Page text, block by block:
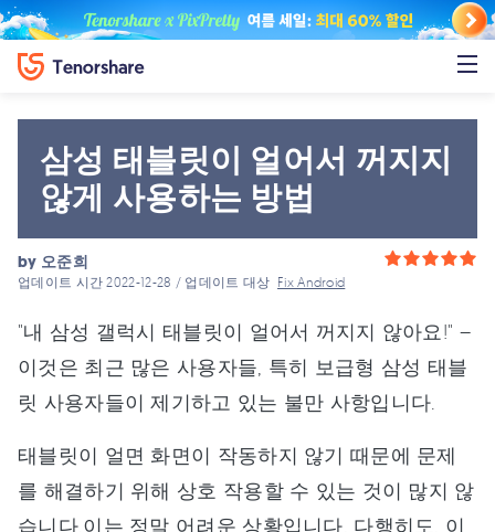
삼성 태블릿이 얼어서 꺼지지
않게 사용하는 방법
by 오준희
업데이트 시간 2022-12-28 / 업데이트 대상 Fix Android
"내 삼성 갤럭시 태블릿이 얼어서 꺼지지 않아요!" –
이것은 최근 많은 사용자들, 특히 보급형 삼성 태블
릿 사용자들이 제기하고 있는 불만 사항입니다.
태블릿이 얼면 화면이 작동하지 않기 때문에 문제
를 해결하기 위해 상호 작용할 수 있는 것이 많지 않
습니다.이는 정말 어려운 상황입니다. 다행히도, 이